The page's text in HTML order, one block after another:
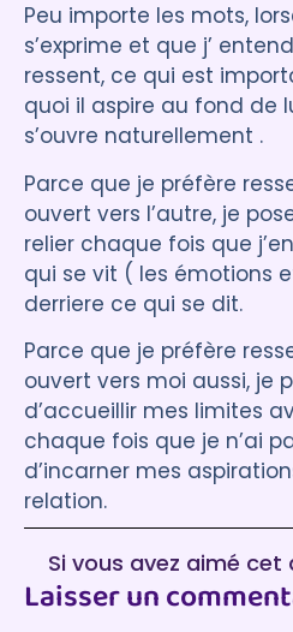
Peu importe les mots,
s’exprime et que j’
ressent, ce qui est
quoi il aspire au fond de
s’ouvre naturellement .
Parce que je préfère
ouvert vers l’autre, je
relier chaque fois que
qui se vit ( les émotions
derriere ce qui se dit.
Parce que je préfère
ouvert vers moi aussi, je
d’accueillir mes limites
chaque fois que je n’ai
d’incarner mes
relation.
Si vous avez aimé cet
à laisser un
Laisser un